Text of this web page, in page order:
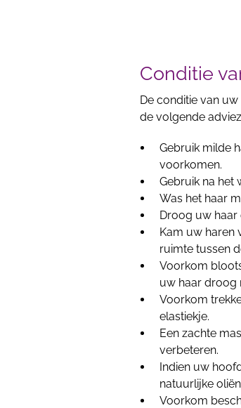
Conditie
De conditie van
de volgende
Gebruik milde
voorkomen.
Gebruik na het
Was het haar
Droog uw haar
Kam uw haren
ruimte tussen
Voorkom
uw haar droog
Voorkom
elastiekje.
Een zachte
verbeteren.
Indien uw
natuurlijke
Voorkom